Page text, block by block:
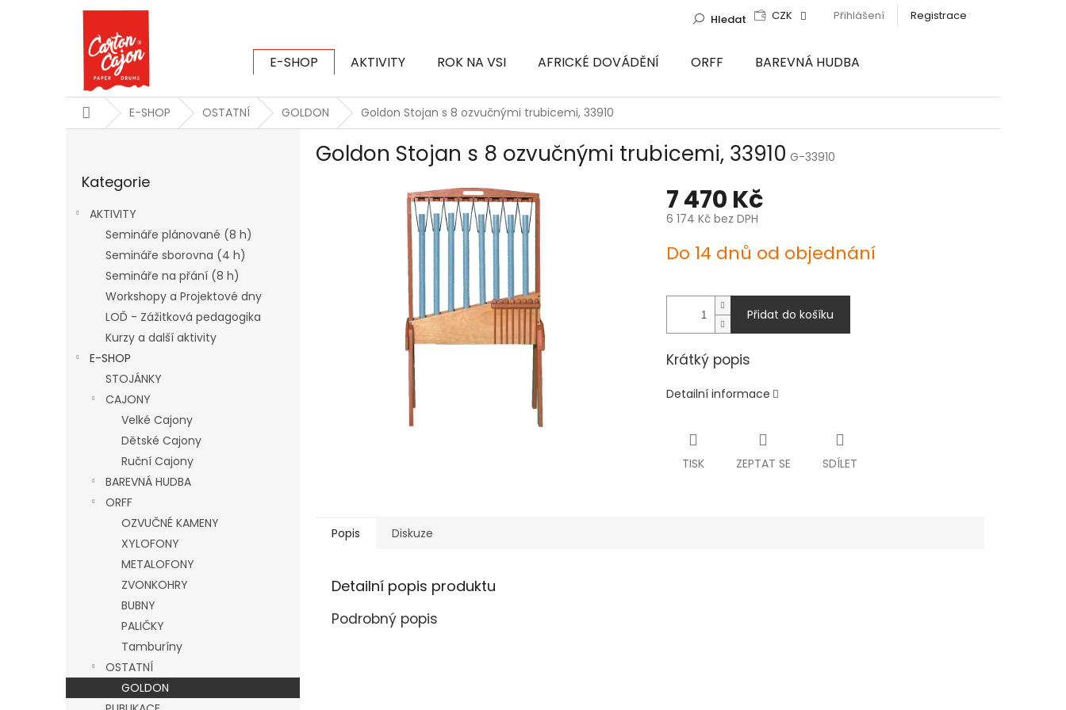
CZK Přihlášení Registrace
Hledat
E-SHOP AKTIVITY ROK NA VSI AFRICKÉ DOVÁDĚNÍ ORFF
BAREVNÁ HUDBA
DomůE-SHOP OSTATNÍ GOLDON Goldon Stojan s 8 ozvučnými trubicemi, 33910
kategorie
Kategorie
AKTIVITY
Semináře plánované (8 h)
Semináře sborovna (4 h)
Semináře na přání (8 h)
Workshopy a Projektové dny
LOĎ - Zážitková pedagogika
Kurzy a další aktivity
E-SHOP
STOJÁNKY
CAJONY
Velké Cajony
Dětské Cajony
Ruční Cajony
BAREVNÁ HUDBA
ORFF
OZVUČNÉ KAMENY
XYLOFONY
METALOFONY
ZVONKOHRY
BUBNY
PALIČKY
Tamburíny
OSTATNÍ
GOLDON
Goldon Stojan s 8 ozvučnými trubicemi, 33910 G-33910
7 470 Kč
6 174 Kč bez DPH
cena:
Do 14 dnů od objednání
Přidat do košíku
Krátký popis
Detailní informace
TISK ZEPTAT SE SDÍLET
Popis Diskuze
Detailní popis produktu
Podrobný popis